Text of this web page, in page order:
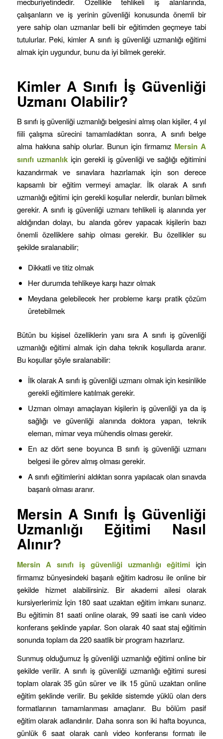
çalışanların ve iş yerinin güvenliği konusunda önemli bir
yere sahip olan uzmanlar belli bir eğitimden geçmeye tabi
tutulurlar. Peki, kimler A sınıfı iş güvenliği uzmanlığı eğitimi
almak için uygundur, bunu da iyi bilmek gerekir.
Kimler A Sınıfı İş Güvenliği
Uzmanı Olabilir?
B sınıfı iş güvenliği uzmanlığı belgesini almış olan kişiler, 4 yıl
fiili çalışma sürecini tamamladıktan sonra, A sınıfı belge
alma hakkına sahip olurlar. Bunun için firmamız Mersin A
sınıfı uzmanlıkiçin gerekli iş güvenliği ve sağlığı eğitimini
kazandırmak ve sınavlara hazırlamak için son derece
kapsamlı bir eğitim vermeyi amaçlar. İlk olarak A sınıfı
uzmanlığı eğitimi için gerekli koşullar nelerdir, bunları bilmek
gerekir. A sınıfı iş güvenliği uzmanı tehlikeli iş alanında yer
aldığından dolayı, bu alanda görev yapacak kişilerin bazı
önemli özelliklere sahip olması gerekir. Bu özellikler su
şekilde sıralanabilir;
Dikkatli ve titiz olmak
Her durumda tehlikeye karşı hazır olmak
Meydana gelebilecek her probleme karşı pratik çözüm
üretebilmek
Bütün bu kişisel özelliklerin yanı sıra A sınıfı iş güvenliği
uzmanlığı eğitimi almak için daha teknik koşullarda aranır.
Bu koşullar şöyle sıralanabilir:
İlk olarak A sınıfı iş güvenliği uzmanı olmak için kesinlikle
gerekli eğitimlere katılmak gerekir.
Uzman olmayı amaçlayan kişilerin iş güvenliği ya da iş
sağlığı ve güvenliği alanında doktora yapan, teknik
eleman, mimar veya mühendis olması gerekir.
En az dört sene boyunca B sınıfı iş güvenliği uzmanı
belgesi ile görev almış olması gerekir.
A sınıfı eğitimlerini aldıktan sonra yapılacak olan sınavda
başarılı olması aranır.
Mersin A Sınıfı İş Güvenliği
Uzmanlığı Eğitimi Nasıl
Alınır?
MersinA sınıfı iş güvenliği uzmanlığı eğitimi için
firmamız bünyesindeki başarılı eğitim kadrosu ile online bir
şekilde hizmet alabilirsiniz. Bir akademi ailesi olarak
kursiyerlerimiz İçin 180 saat uzaktan eğitim imkanı sunarız.
Bu eğitimin 81 saati online olarak, 99 saati ise canlı video
konferans şeklinde yapılar. Son olarak 40 saat staj eğitimin
sonunda toplam da 220 saatlik bir program hazırlarız.
Sunmuş olduğumuz İş güvenliği uzmanlığı eğitimi online bir
şekilde verilir. A sınıfı iş güvenliği uzmanlığı eğitimi suresi
toplam olarak 35 gün sürer ve ilk 15 günü uzaktan online
eğitim şeklinde verilir. Bu şekilde sistemde yüklü olan ders
formatlarının tamamlanması amaçlanır. Bu bölüm pasif
eğitim olarak adlandırılır. Daha sonra son iki hafta boyunca,
günlük 6 saat olarak canlı video konferansı formatı ile